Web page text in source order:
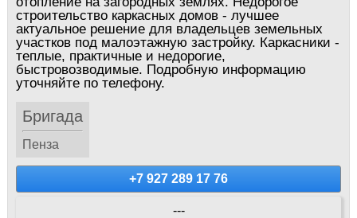
строительство каркасных домов - лучшее
актуальное решение для владельцев земельных
участков под малоэтажную застройку. Каркасники -
теплые, практичные и недорогие,
быстровозводимые. Подробную информацию
уточняйте по телефону.
Бригада
Пенза
+7 927 289 17 76
---